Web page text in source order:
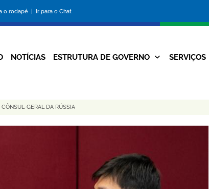
o rodapé | Ir para o Chat
da
Prefeitura
Navegação
NOTÍCIAS ESTRUTURA DE GOVERNO SERVIÇOS
GERAL DA RÚSSIA